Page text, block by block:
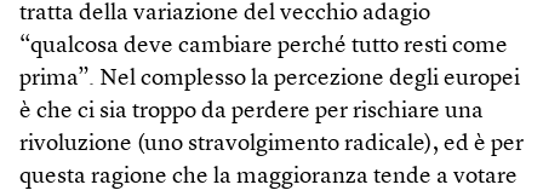
tratta della variazione del vecchio adagio
“qualcosa deve cambiare perché tutto resti come
prima”. Nel complesso la percezione degli europei
è che ci sia troppo da perdere per rischiare una
rivoluzione (uno stravolgimento radicale), ed è per
questa ragione che la maggioranza tende a votare